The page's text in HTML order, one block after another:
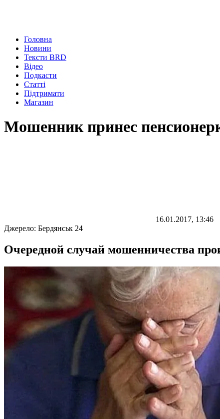
Головна
Новини
Тексти BRD
Відео
Подкасти
Статті
Підтримати
Магазин
Мошенник принес
16.01.2017, 13:46
Джерело: Бердянськ 24
Очередной случай мошенничества